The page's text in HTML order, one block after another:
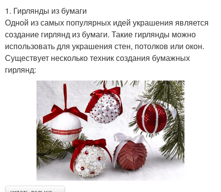
1. Гирлянды из бумаги
Одной из самых популярных идей украшения является
создание гирлянд из бумаги. Такие гирлянды можно
использовать для украшения стен, потолков или окон.
Существует несколько техник создания бумажных
гирлянд: